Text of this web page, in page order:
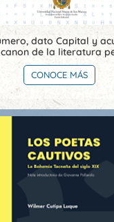
dato Capital y
de la literatura
CONOCE MÁS